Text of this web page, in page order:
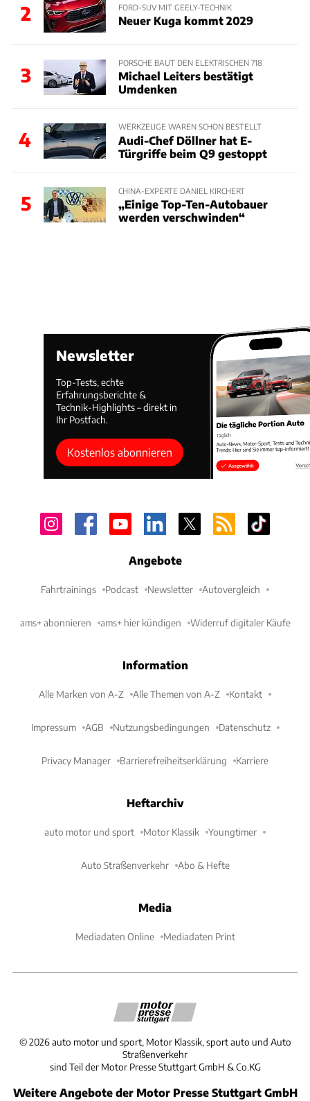
2 FORD-SUV MIT GEELY-TECHNIK
Neuer Kuga kommt 2029
3
PORSCHE BAUT DEN ELEKTRISCHEN 718
Michael Leiters bestätigt
Umdenken
4
WERKZEUGE WAREN SCHON BESTELLT
Audi-Chef Döllner hat E-
Türgriffe beim Q9 gestoppt
5
CHINA-EXPERTE DANIEL KIRCHERT
„Einige Top-Ten-Autobauer
werden verschwinden“
Newsletter
Top-Tests, echte
Erfahrungsberichte &
Technik-Highlights – direkt in
Ihr Postfach.
Kostenlos abonnieren
Angebote
Fahrtrainings Podcast Newsletter Autovergleich
ams+ abonnieren ams+ hier kündigen Widerruf digitaler Käufe
Information
Alle Marken von A-Z Alle Themen von A-Z Kontakt
Impressum AGB Nutzungsbedingungen Datenschutz
Privacy Manager Barrierefreiheitserklärung Karriere
Heftarchiv
auto motor und sport Motor Klassik Youngtimer
Auto Straßenverkehr Abo & Hefte
Media
Mediadaten Online Mediadaten Print
©2026 auto motor und sport, Motor Klassik, sport auto und Auto
Straßenverkehr
sind Teil der Motor Presse Stuttgart GmbH & Co.KG
Weitere Angebote der Motor Presse Stuttgart GmbH